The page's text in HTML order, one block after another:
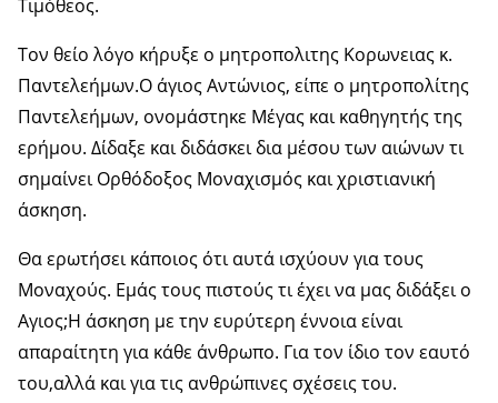
Τιμόθεος.
Τον θείο λόγο κήρυξε ο μητροπολιτης Κορωνειας κ.
Παντελεήμων.Ο άγιος Αντώνιος, είπε ο μητροπολίτης
Παντελεήμων, ονομάστηκε Μέγας και καθηγητής της
ερήμου. Δίδαξε και διδάσκει δια μέσου των αιώνων τι
σημαίνει Ορθόδοξος Μοναχισμός και χριστιανική
άσκηση.
Θα ερωτήσει κάποιος ότι αυτά ισχύουν για τους
Μοναχούς. Εμάς τους πιστούς τι έχει να μας διδάξει ο
Αγιος;Η άσκηση με την ευρύτερη έννοια είναι
απαραίτητη για κάθε άνθρωπο. Για τον ίδιο τον εαυτό
του,αλλά και για τις ανθρώπινες σχέσεις του.